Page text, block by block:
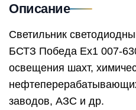
Описание
Светильник
БСТЗ Победа Ex1 007-
освещения шахт,
заводов, АЗС и др.